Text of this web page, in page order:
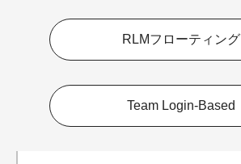
RLMフローティング
Team Login-Based